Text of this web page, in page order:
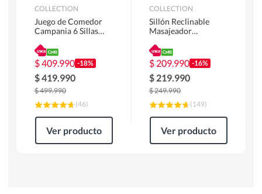
COLLECTION
Juego de Comedor
Campania 6 Sillas
180 x 90 x 76 cm
Café
$409.990 -18%
$419.990
$499.990
(46)
Ver producto
COLLECTION
Sillón Reclinable
Masajeador
Atlanta 91x101x94
cm Negro
$ 209.990 -16%
$ 219.990
$249.990
(149)
Ver producto